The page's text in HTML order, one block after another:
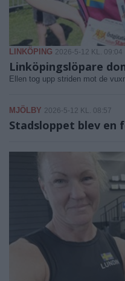
LINKÖPING 2026-5-12 KL. 09:04
Linköpingslöpare
Ellen tog upp striden mot de
MJÖLBY 2026-5-12 KL. 08:57
Stadsloppet blev en